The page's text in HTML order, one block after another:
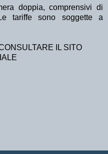
doppia, comprensivi di
tariffe sono soggette a
IL SITO